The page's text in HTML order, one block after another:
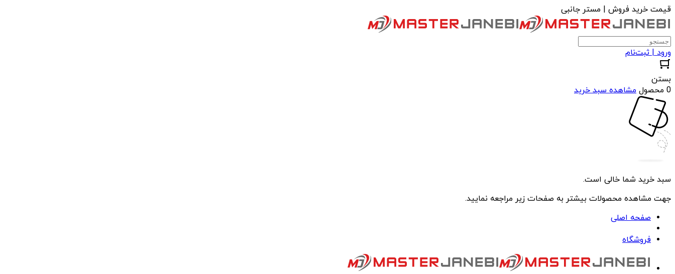
قیمت خرید فروش | مستر جانبی
ورود | ثبت‌نام
بستن
0 محصول
مشاهده سبد خرید
سبد خرید شما خالی است.
جهت مشاهده محصولات بیشتر به صفحات زیر مراجعه نمایید.
صفحه اصلی
فروشگاه